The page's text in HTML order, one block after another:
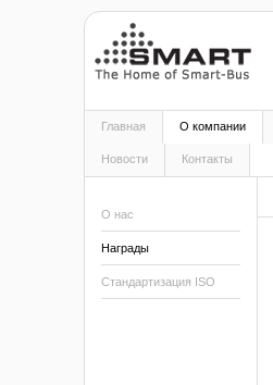
Главная О компании
Новости Контакты
О нас
Награды
Стандартизация ISO